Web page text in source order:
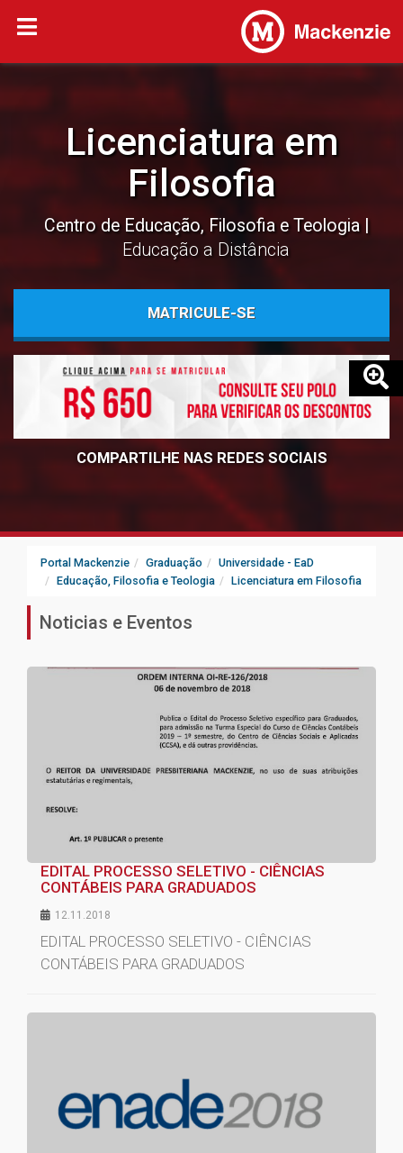
Licenciatura em
Filosofia
Centro de Educação, Filosofia e Teologia
Educação a Distância
MATRICULE-SE
COMPARTILHE NAS REDES SOCIAIS
Portal Mackenzie Graduação
Universidade - EaD
Educação, Filosofia e Teologia
Licenciatura em Filosofia
Noticias e Eventos
EDITAL PROCESSO SELETIVO - CIÊNCIAS
CONTÁBEIS PARA GRADUADOS
12.11.2018
EDITAL PROCESSO SELETIVO - CIÊNCIAS
CONTÁBEIS PARA GRADUADOS